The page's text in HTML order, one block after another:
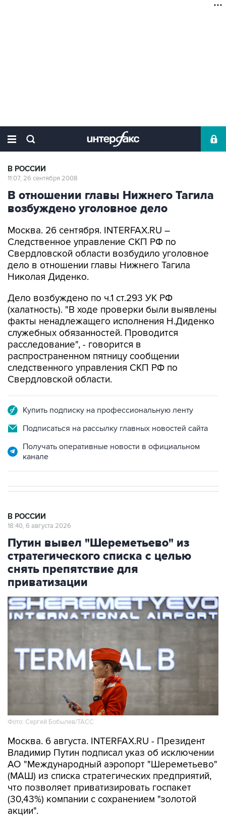
В РОССИИ
11:07, 26 сентября 2008
В отношении главы Нижнего Тагила
возбуждено уголовное дело
Москва. 26 сентября. INTERFAX.RU –
Следственное управление СКП РФ по
Свердловской области возбудило уголовное
дело в отношении главы Нижнего Тагила
Николая Диденко.
Дело возбуждено по ч.1 ст.293 УК РФ
(халатность). "В ходе проверки были выявлены
факты ненадлежащего исполнения Н.Диденко
служебных обязанностей. Проводится
расследование", - говорится в
распространенном пятницу сообщении
следственного управления СКП РФ по
Свердловской области.
Купить подписку на профессиональную ленту
Подписаться на рассылку главных новостей сайта
Получать оперативные новости в официальном
канале
В РОССИИ
18:40, 6 августа 2026
Путин вывел "Шереметьево" из
стратегического списка с целью
снять препятствие для
приватизации
Фото: Сергей Бобылев/ТАСС
Москва. 6 августа. INTERFAX.RU - Президент
Владимир Путин подписал указ об исключении
АО "Международный аэропорт "Шереметьево"
(МАШ) из списка стратегических предприятий,
что позволяет приватизировать госпакет
(30,43%) компании с сохранением "золотой
акции".